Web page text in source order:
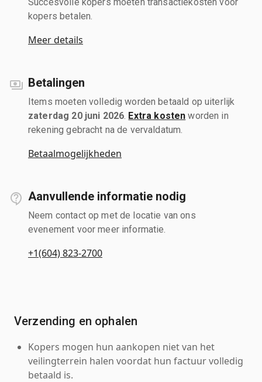
kopers betalen.
Meer details
Betalingen
Items moeten volledig worden betaald op uiterlijk
zaterdag 20 juni 2026 Extra kosten worden in
rekening gebracht na de vervaldatum.
Betaalmogelijkheden
Aanvullende informatie nodig
Neem contact op met de locatie van ons
evenement voor meer informatie.
+1(604) 823-2700
Verzending en ophalen
Kopers mogen hun aankopen niet van het
veilingterrein halen voordat hun factuur volledig
betaald is.